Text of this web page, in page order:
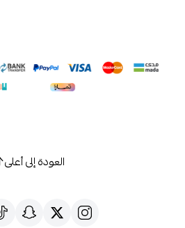
العودة إلى أعلى